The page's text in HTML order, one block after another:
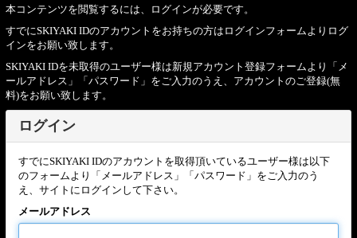
本コンテンツを閲覧するには、ログインが必要です。
すでにSKIYAKI IDのアカウントをお持ちの方はログインフォームよりログ
インをお願い致します。
SKIYAKI IDを未取得のユーザー様は新規アカウント登録フォームより「メ
ールアドレス」「パスワード」をご入力のうえ、アカウントのご登録(無
料)をお願い致します。
ログイン
すでにSKIYAKI IDのアカウントを取得頂いているユーザー様は以下
のフォームより「メールアドレス」「パスワード」をご入力のう
え、サイトにログインして下さい。
メールアドレス